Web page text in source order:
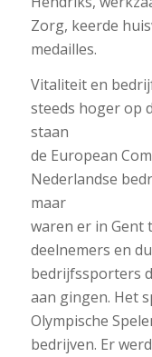
Zorg, keerde
medailles.
Vitaliteit en
steeds hoger op
staan
de European
Nederlandse
maar
waren er in Gent
deelnemers en
bedrijfssporters
aan gingen. Het
Olympische
bedrijven. Er